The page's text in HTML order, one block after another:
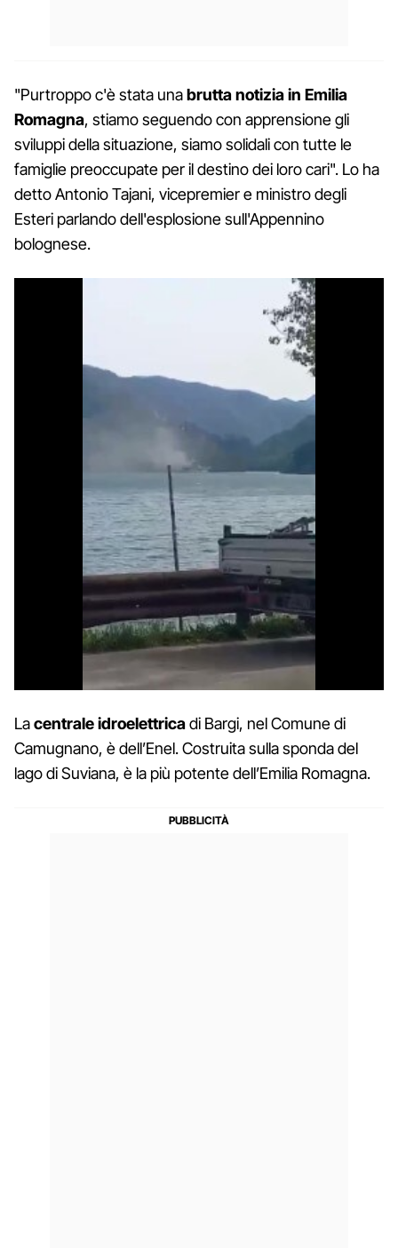
"Purtroppo c'è stata unabrutta notizia in Emilia
Romagna, stiamo seguendo con apprensione gli
sviluppi della situazione, siamo solidali con tutte le
famiglie preoccupate per il destino dei loro cari". Lo ha
detto Antonio Tajani, vicepremier e ministro degli
Esteri parlando dell'esplosione sull'Appennino
bolognese.
Lacentrale idroelettricadi Bargi, nel Comune di
Camugnano, è dell’Enel. Costruita sulla sponda del
lago di Suviana, è la più potente dell’Emilia Romagna.